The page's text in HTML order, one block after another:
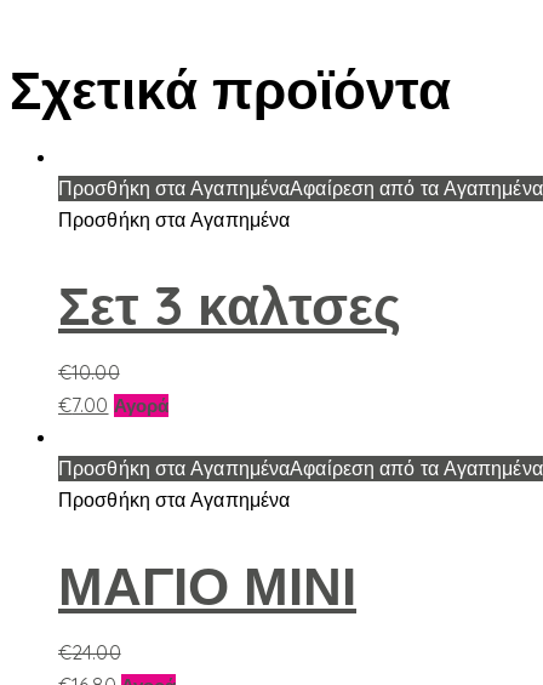
Σχετικά προϊόντα
Προσθήκη στα ΑγαπημέναΑφαίρεση από τα Αγαπημένα
Προσθήκη στα Αγαπημένα
Σετ 3 καλτσες
€10.00
€7.00 ΑγοράΑυτό
προϊόν
έχει
Προσθήκη στα ΑγαπημέναΑφαίρεση από τα Αγαπημένα
Προσθήκη στα Αγαπημένα
ΜΑΓΙΟ ΜΙΝΙ
€24.00